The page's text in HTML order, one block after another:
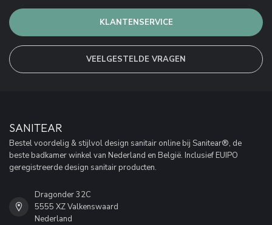
KLANTENSERVICE
VEELGESTELDE VRAGEN
SANITEAR
Bestel voordelig & stijlvol design sanitair online bij Sanitear®, de
beste badkamer winkel van Nederland en België. Inclusief EUIPO
geregistreerde design sanitair producten.
Dragonder 32C
5555 XZ Valkenswaard
Nederland